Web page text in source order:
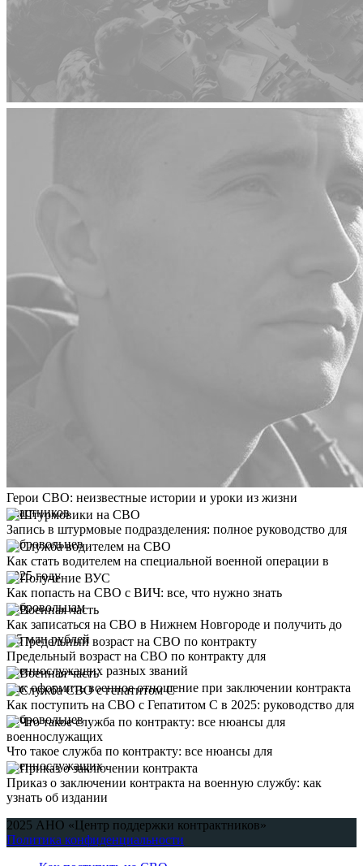
Как стать оператором БПЛА на СВО
Герои СВО: неизвестные истории и уроки из жизни
участников
Запись в штурмовые подразделения: полное руководство для
добровольцев
Как стать водителем на специальной военной операции в
2025 году
Как попасть на СВО с ВИЧ: все, что нужно знать
добровольцам
Как записаться на СВО в Нижнем Новгороде и получить до
1,5 млн рублей
Предельный возраст на СВО по контракту для
военнослужащих разных званий
Как оформить военное отношение при заключении контракта
Как поступить на СВО с Гепатитом С в 2025: руководство для
добровольцев
Что такое служба по контракту: все нюансы для
военнослужащих
Приказ о заключении контракта на военную службу: как
узнать об издании
2025 АНО «Центр поддержки контрактников»
Политика конфиденциальности